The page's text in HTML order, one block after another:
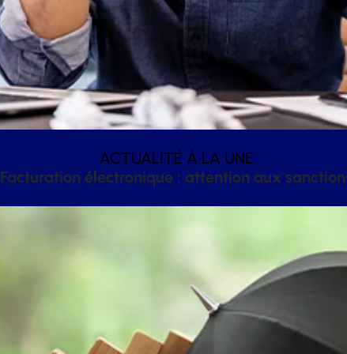
ACTUALITÉ À LA UNE
Facturation électronique : attention aux